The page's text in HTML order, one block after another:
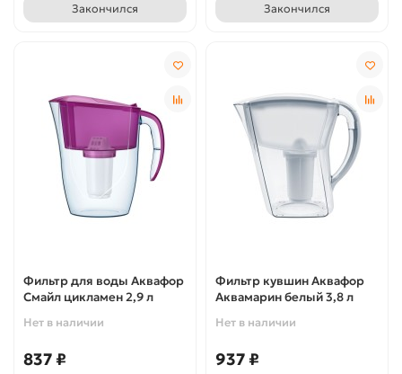
Закончился Закончился
Фильтр для воды Аквафор
Смайл цикламен 2,9 л
Нет в наличии
837 ₽
Фильтр кувшин Аквафор
Аквамарин белый 3,8 л
Нет в наличии
937 ₽